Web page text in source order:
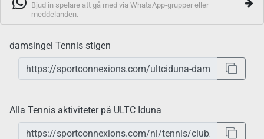
Bjud in spelare att gå med via WhatsApp-grupper eller
meddelanden.
damsingel Tennis stigen
Alla Tennis aktiviteter på ULTC Iduna